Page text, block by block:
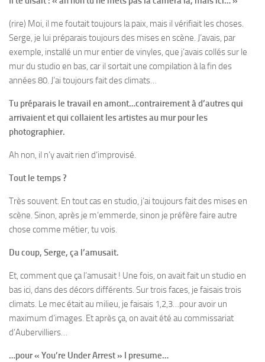
(rire) Moi, il me foutait toujours la paix, mais il vérifiait les choses.
Serge, je lui préparais toujours des mises en scène. J’avais, par
exemple, installé un mur entier de vinyles, que j’avais collés sur le
mur du studio en bas, car il sortait une compilation à la fin des
années 80. J’ai toujours fait des climats…
Tu préparais le travail en amont…contrairement à d’autres qui
arrivaient et qui collaient les artistes au mur pour les
photographier.
Ah non, il n’y avait rien d‘improvisé.
Tout le temps ?
Très souvent. En tout cas en studio, j’ai toujours fait des mises en
scène. Sinon, après je m’emmerde, sinon je préfère faire autre
chose comme métier, tu vois.
Du coup, Serge, ça l’amusait.
Et, comment que ça l’amusait ! Une fois, on avait fait un studio en
bas ici, dans des décors différents. Sur trois faces, je faisais trois
climats. Le mec était au milieu, je faisais 1,2,3…pour avoir un
maximum d’images. Et après ça, on avait été au commissariat
d’Aubervilliers…
…pour « You’re Under Arrest » I presume…